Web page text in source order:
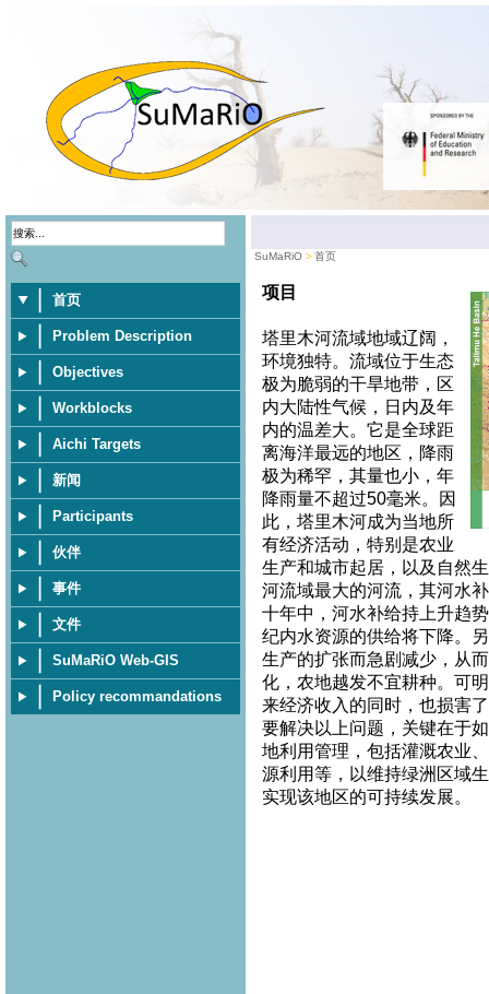
首页
Problem Description
Objectives
Workblocks
Aichi Targets
新闻
Participants
伙伴
事件
文件
SuMaRiO Web-GIS
Policy recommandations
SuMaRiO 首页
项目
塔里木河流域地域辽阔，
环境独特。流域位于生态
极为脆弱的干旱地带，区
内大陆性气候，日内及年
内的温差大。它是全球距
离海洋最远的地区，降雨
极为稀罕，其量也小，年
降雨量不超过50毫米。因
此，塔里木河成为当地所
有经济活动，特别是农业
生产和城市起居，以及自然
河流域最大的河流，其河水
十年中，河水补给持上升趋
纪内水资源的供给将下降。
生产的扩张而急剧减少，从
化，农地越发不宜耕种。可
来经济收入的同时，也损害
要解决以上问题，关键在于
地利用管理，包括灌溉农业
源利用等，以维持绿洲区域
实现该地区的可持续发展。